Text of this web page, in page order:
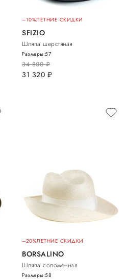
–10%ЛЕТНИЕ СКИДКИ
SFIZIO
Шляпа шерстяная
34 800руб.
31 320 руб.
Размеры:57
–20%ЛЕТНИЕ СКИДКИ
BORSALINO
Шляпа соломенная
Размеры:58